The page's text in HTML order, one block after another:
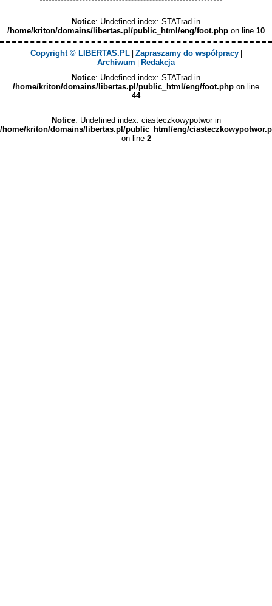
Notice: Undefined index: STATrad in
/home/kriton/domains/libertas.pl/public_html/eng/foot.php on line 10
Copyright © LIBERTAS.PL| Zapraszamy do współpracy|
Archiwum
Redakcja
Notice: Undefined index: STATrad in
/home/kriton/domains/libertas.pl/public_html/eng/foot.php on line
44
Notice: Undefined index: ciasteczkowypotwor in
/home/kriton/domains/libertas.pl/public_html/eng/
on line 2